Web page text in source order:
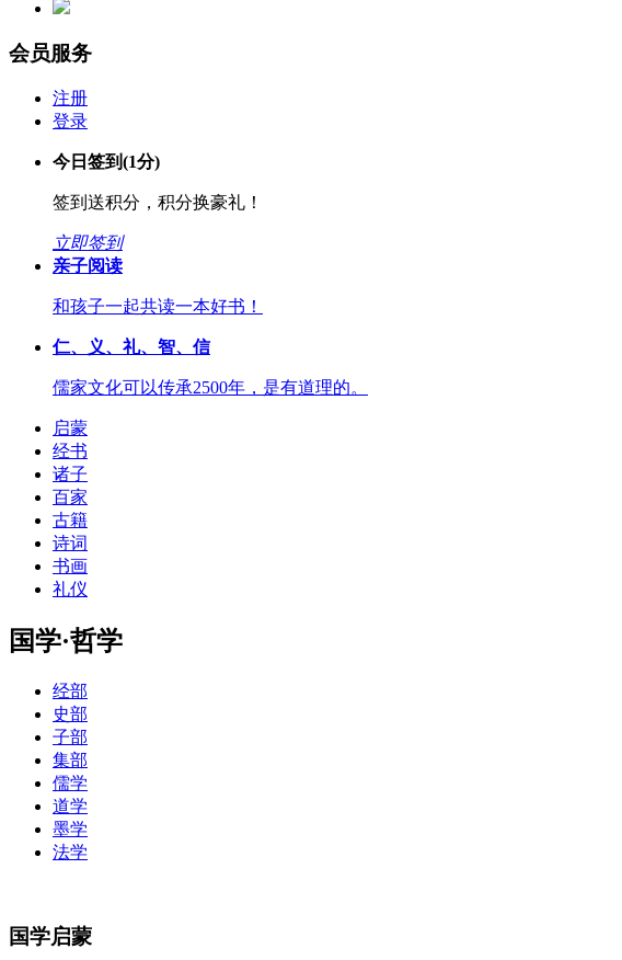
会员服务
注册
登录
今日签到(1分)
签到送积分，积分换豪礼！
立即签到
亲子阅读
和孩子一起共读一本好书！
仁、义、礼、智、信
儒家文化可以传承2500年，是有道理的。
启蒙
经书
诸子
百家
古籍
诗词
书画
礼仪
国学·哲学
经部
史部
子部
集部
儒学
道学
墨学
法学
国学启蒙